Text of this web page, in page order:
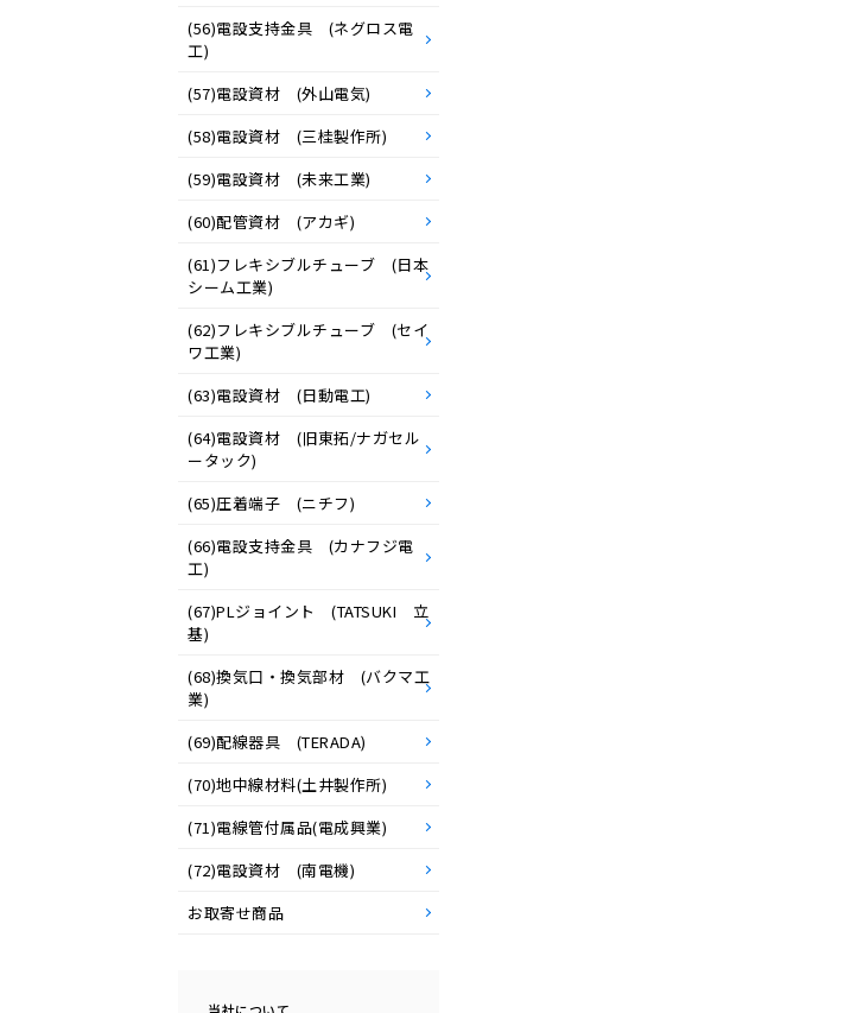
(56)電設支持金具 (ネグロス電
工)
(57)電設資材 (外山電気)
(58)電設資材 (三桂製作所)
(59)電設資材 (未来工業)
(60)配管資材 (アカギ)
(61)フレキシブルチューブ (日本
シーム工業)
(62)フレキシブルチューブ (セイ
ワ工業)
(63)電設資材 (日動電工)
(64)電設資材 (旧東拓/ナガセル
ータック)
(65)圧着端子 (ニチフ)
(66)電設支持金具 (カナフジ電
工)
(67)PLジョイント (TATSUKI 立
基)
(68)換気口・換気部材 (バクマ工
業)
(69)配線器具 (TERADA)
(70)地中線材料(土井製作所)
(71)電線管付属品(電成興業)
(72)電設資材 (南電機)
お取寄せ商品